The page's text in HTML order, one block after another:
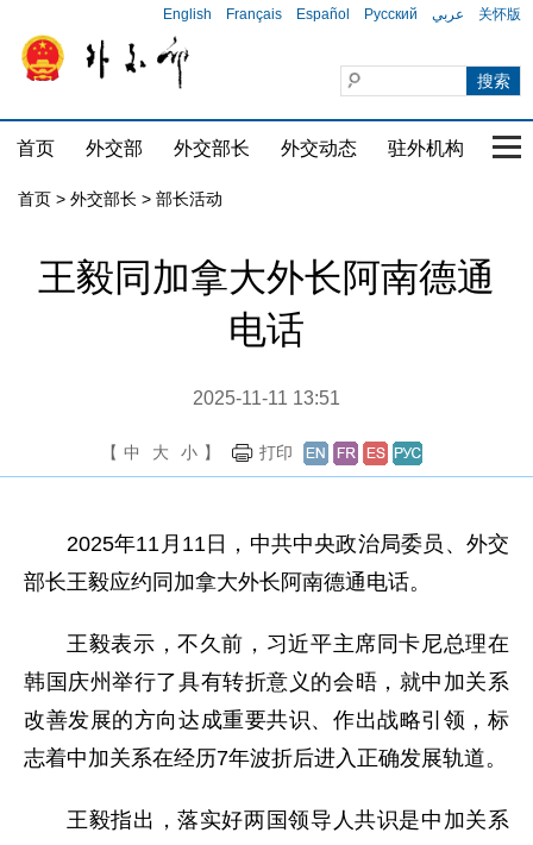
English Français Español Русский عربي 关怀版
首页 外交部 外交部长 外交动态 驻外机构 国
首页 > 外交部长 > 部长活动
王毅同加拿大外长阿南德通
电话
2025-11-11 13:51
【 中 大 小 】 打印
2025年11月11日，中共中央政治局委员、外交
部长王毅应约同加拿大外长阿南德通电话。
王毅表示，不久前，习近平主席同卡尼总理在
韩国庆州举行了具有转折意义的会晤，就中加关系
改善发展的方向达成重要共识、作出战略引领，标
志着中加关系在经历7年波折后进入正确发展轨道。
王毅指出，落实好两国领导人共识是中加关系